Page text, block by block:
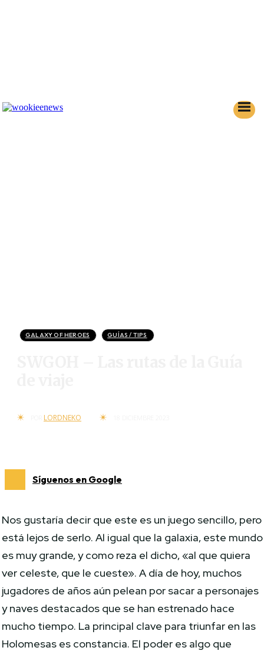
GALAXY OF HEROES GUÍAS / TIPS
LORDNEKO
Síguenos en Google
Nos gustaría decir que este es un juego sencillo, pero
está lejos de serlo. Al igual que la galaxia, este mundo
es muy grande, y como reza el dicho, «al que quiera
ver celeste, que le cueste». A día de hoy, muchos
jugadores de años aún pelean por sacar a personajes
y naves destacados que se han estrenado hace
mucho tiempo. La principal clave para triunfar en las
Holomesas es constancia. El poder es algo que